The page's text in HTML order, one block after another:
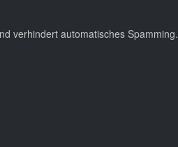
verhindert automatisches Spamming.